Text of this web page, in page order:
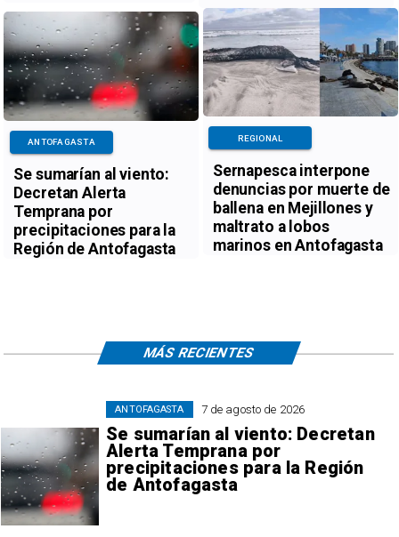
Se sumarían al viento:
Decretan Alerta
Temprana por
precipitaciones para la
Región de Antofagasta
ANTOFAGASTA
Sernapesca interpone
denuncias por muerte de
ballena en Mejillones y
maltrato a lobos
marinos en Antofagasta
REGIONAL
7 de agosto de 2026
Se sumarían al viento: Decretan
Alerta Temprana por
precipitaciones para la Región
de Antofagasta
ANTOFAGASTA
MÁS RECIENTES